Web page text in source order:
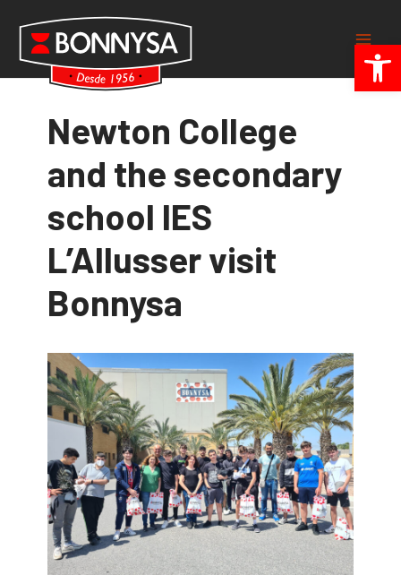
content
Main
Newton College
and the secondary
school IES
L’Allusser visit
Bonnysa